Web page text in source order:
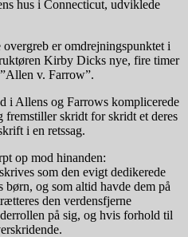
hus i Connecticut, udviklede
overgreb er omdrejningspunktet i
Kirby Dicks nye, fire timer
v. Farrow”.
i Allens og Farrows komplicerede
skridt for skridt et deres
i en retssag.
op mod hinanden:
som den evigt dedikerede
og som altid havde dem på
den verdensfjerne
på sig, og hvis forhold til